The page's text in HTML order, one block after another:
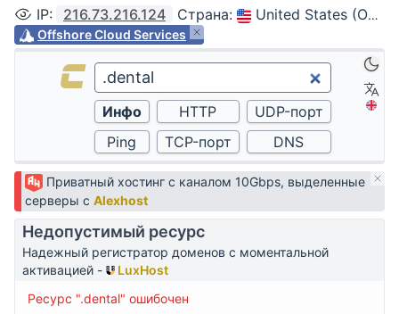
IP: 216.73.216.124 Страна: United States (Ohio, Columbus)
Offshore Cloud Services
Приватный хостинг с каналом 10Gbps, выделенные
серверы с Alexhost
Недопустимый ресурс
Надежный регистратор доменов с моментальной
активацией -
LuxHost
Ресурс ".dental" ошибочен